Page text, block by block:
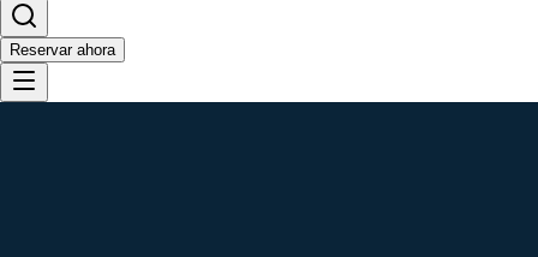
Reservar ahora